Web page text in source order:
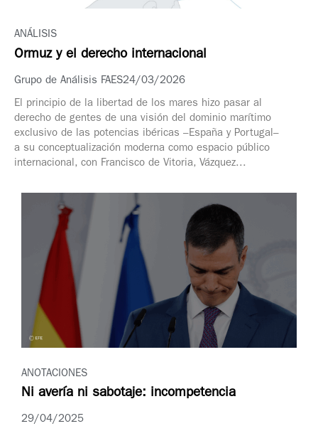
ANÁLISIS
Ormuz y el derecho internacional
Grupo de Análisis FAES24/03/2026
El principio de la libertad de los mares hizo pasar al
derecho de gentes de una visión del dominio marítimo
exclusivo de las potencias ibéricas –España y Portugal–
a su conceptualización moderna como espacio público
internacional, con Francisco de Vitoria, Vázquez...
ANOTACIONES
Ni avería ni sabotaje: incompetencia
29/04/2025